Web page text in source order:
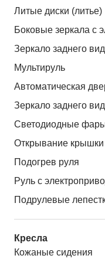
Литые диски (литье)
Боковые зеркала с
Зеркало заднего
Мультируль
Автоматическая
Зеркало заднего
Светодиодные
Открывание крышки
Подогрев руля
Руль с
Подрулевые
Кресла
Кожаные сидения